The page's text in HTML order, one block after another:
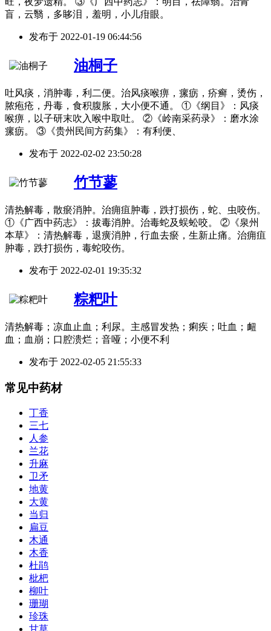
盲，云翳，多眵泪，羞明，小儿疳眼。
发布于 2022-01-19 06:44:56
油桐子
吐风痰，消肿毒，利二便。治风痰喉痹，瘰疬，疥癣，烫伤，
脓疱疮，丹毒，食积腹胀，大小便不通。 ①《纲目》：风痰
喉痹，以子研末吹入喉中取吐。 ②《岭南采药录》：磨水涂
瘰疬。 ③《贵州民间方药集》：有利便、
发布于 2022-02-02 23:50:28
竹节蓼
清热解毒，散瘀消肿。治痈疽肿毒，跌打损伤，蛇、虫咬伤。
①《广西中药志》：拔毒消肿。治毒蛇及蜈蚣咬。 ②《泉州
本草》：清热解毒，退癀消肿，行血去瘀，生新止痛。治痈疽
肿毒，跌打损伤，毒蛇咬伤。
发布于 2022-02-01 19:35:32
粽粑叶
清热解毒；凉血止血；利尿。主感冒发热；痢疾；吐血；衄
血；血崩；口腔溃烂；音哑；小便不利
发布于 2022-02-05 21:55:33
常见中药材
丁香
三七
人参
兰花
升麻
卫矛
地黄
大黄
当归
扁豆
木通
木香
杜鹃
枇杷
柳叶
珊瑚
珍珠